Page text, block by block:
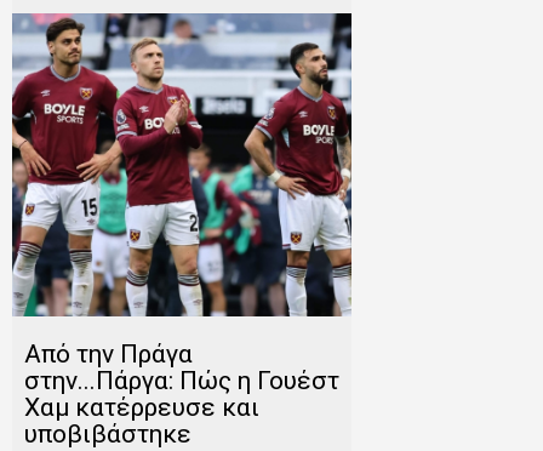
Από την Πράγα
στην...Πάργα: Πώς η Γουέστ
Χαμ κατέρρευσε και
υποβιβάστηκε